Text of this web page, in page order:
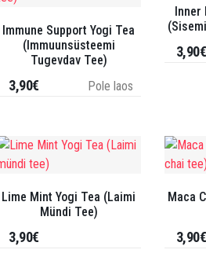
Immune Support Yogi Tea
(Immuunsüsteemi
Tugevdav Tee)
Pole laos
3,90€
Inner
3,90€
Lime Mint Yogi Tea (Laimi
Mündi Tee)
3,90€
Maca
3,90€